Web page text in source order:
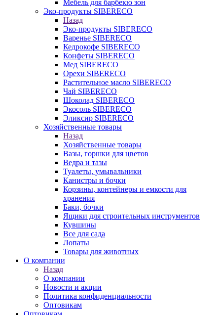
Мебель для барбекю зон
Эко-продукты SIBERECO
Назад
Эко-продукты SIBERECO
Варенье SIBERECO
Кедрокофе SIBERECO
Конфеты SIBERECO
Мед SIBERECO
Орехи SIBERECO
Растительное масло SIBERECO
Чай SIBERECO
Шоколад SIBERECO
Экосоль SIBERECO
Эликсир SIBERECO
Хозяйственные товары
Назад
Хозяйственные товары
Вазы, горшки для цветов
Ведра и тазы
Туалеты, умывальники
Канистры и бочки
Корзины, контейнеры и емкости для
хранения
Баки, бочки
Ящики для строительных инструментов
Кувшины
Все для сада
Лопаты
Товары для животных
О компании
Назад
О компании
Новости и акции
Политика конфиденциальности
Оптовикам